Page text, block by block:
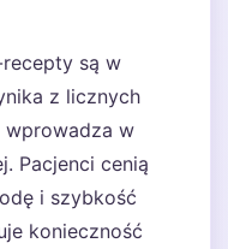
są w
z licznych
wprowadza w
Pacjenci cenią
i szybkość
konieczność